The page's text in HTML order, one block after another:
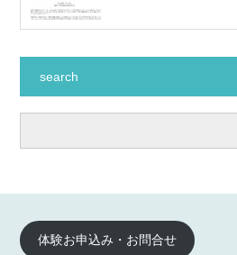
search
体験お申込み・お問合せ